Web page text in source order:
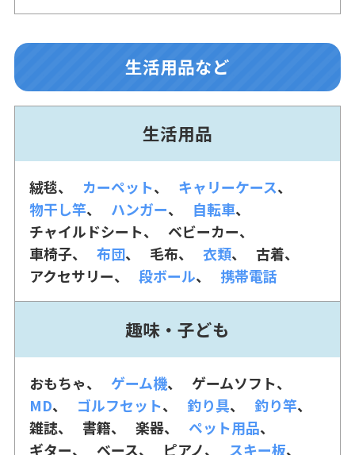
生活用品など
生活用品
絨毯 カーペット
キャリーケース
物干し竿
ハンガー
自転車
チャイルドシート
ベビーカー
車椅子
布団 毛布 衣類
古着
アクセサリー
段ボール 携帯電話
趣味・子ども
おもちゃ ゲーム機
ゲームソフト
MD
ゴルフセット 釣り具
釣り竿
雑誌
書籍 楽器
ペット用品
ギター
ベース ピアノ スキー板